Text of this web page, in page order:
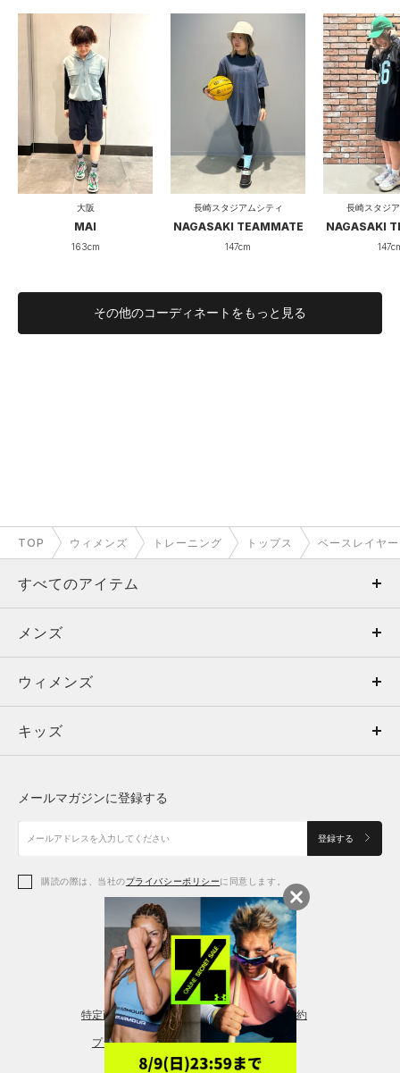
大阪
MAI
163cm
長崎スタジアムシティ
NAGASAKI TEAMMATE
147cm
長崎スタジ
NAGASAKI
その他のコーディネートをもっと見る
TOP ウィメンズ トレーニング トップス ベースレイヤー
すべてのアイテム
メンズ
ウィメンズ
キッズ
アクセサリー
メンズ
トップス
ボトムス
アクセサリー
ウィメンズ
トップス
シューズ
アクセサリー
レギンス＆タイツ
キッズ
シューズ
メールマガジンに登録する
登録する
購読の際は、当社のプライバシーポリシーに同意します。
特定商取引法に基づく通販の表記 会員規約
プライバシーポリシー